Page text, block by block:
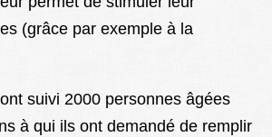
(grâce par exemple à la
suivi 2000 personnes âgées
à qui ils ont demandé de remplir